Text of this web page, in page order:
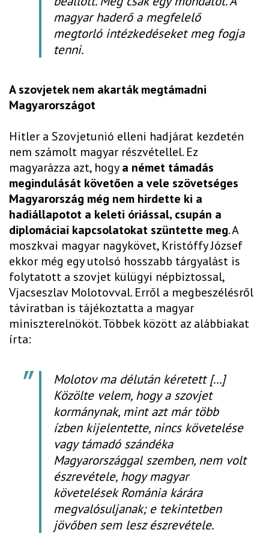
magyar haderő a megfelelő
megtorló intézkedéseket meg fogja
tenni.
A szovjetek nem akarták megtámadni
Magyarországot
Hitler a Szovjetunió elleni hadjárat kezdetén
nem számolt magyar részvétellel. Ez
magyarázza azt, hogya német támadás
megindulását követően a vele szövetséges
Magyarország még nem hirdette ki a
hadiállapotot a keleti óriással, csupán a
diplomáciai kapcsolatokat szüntette meg. A
moszkvai magyar nagykövet, Kristóffy József
ekkor még egy utolsó hosszabb tárgyalást is
folytatott a szovjet külügyi népbiztossal,
Vjacseszlav Molotovval. Erről a megbeszélésről
táviratban is tájékoztatta a magyar
miniszterelnököt. Többek között az alábbiakat
írta:
Molotov ma délután kéretett [...]
Közölte velem, hogy a szovjet
kormánynak, mint azt már több
ízben kijelentette, nincs követelése
vagy támadó szándéka
Magyarországgal szemben, nem volt
észrevétele, hogy magyar
követelések Románia kárára
megvalósuljanak; e tekintetben
jövőben sem lesz észrevétele.